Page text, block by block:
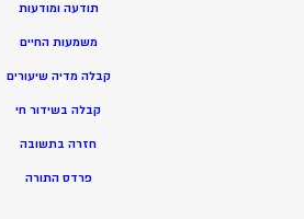
תודעה ומודעות
משמעות החיים
קבלה מדיה שיעורים
קבלה בשידור חי
חזרה בתשובה
פרדס התורה